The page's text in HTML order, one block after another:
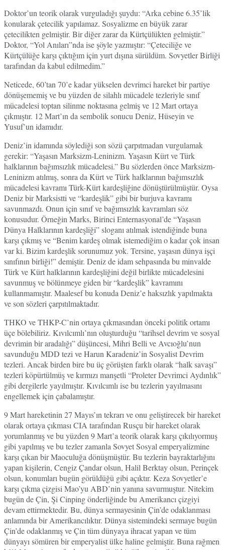
Doktor’un teorik olarak vurguladığı şuydu: “Arka cebine 6.35’lik
konularak çetecilik yapılamaz. Sosyalizme en büyük zarar
çetecilikten gelmiştir. Bir diğer zarar da Kürtçülükten gelmiştir.”
Doktor, “Yol Anıları”nda ise şöyle yazmıştır: “Çeteciliğe ve
Kürtçülüğe karşı çıktığım için yurt dışına sürüldüm. Sovyetler Birliği
tarafından da kabul edilmedim.”
Neticede, 60’tan 70’e kadar yükselen devrimci hareket bir partiye
dönüşememiş ve bu yüzden de silahlı mücadele tezleriyle sınıf
mücadelesi toptan silinme noktasına gelmiş ve 12 Mart ortaya
çıkmıştır. 12 Mart’ın da sembolik sonucu Deniz, Hüseyin ve
Yusuf’un idamıdır.
Deniz’in idamında söylediği son sözü çarpıtmadan vurgulamak
gerekir: “Yaşasın Marksizm-Leninizm. Yaşasın Kürt ve Türk
halklarının bağımsızlık mücadelesi.” Bu sözlerden önce Marksizm-
Leninizm atılmış, sonra da Kürt ve Türk halklarının bağımsızlık
mücadelesi kavramı Türk-Kürt kardeşliğine dönüştürülmüştür. Oysa
Deniz bir Marksistti ve “kardeşlik” gibi bir burjuva kavramı
savunmazdı. Onun için sınıf ve bağımsızlık kavramları söz
konusudur. Örneğin Marks, Birinci Enternasyonal’de “Yaşasın
Dünya Halklarının kardeşliği” sloganı atılmak istendiğinde buna
karşı çıkmış ve “Benim kardeş olmak istemediğim o kadar çok insan
var ki. Bizim kardeşlik sorunumuz yok. Tersine, yaşasın dünya işçi
sınıfının birliği!” demiştir. Deniz de idam sehpasında bu minvalde
Türk ve Kürt halklarının kardeşliğini değil birlikte mücadelesini
savunmuş ve bölünmeye giden bir “kardeşlik” kavramını
kullanmamıştır. Maalesef bu konuda Deniz’e haksızlık yapılmakta
ve son sözleri çarpıtılmaktadır.
THKO ve THKP-C’nin ortaya çıkmasından önceki politik ortamı
üçe bölebiliriz. Kıvılcımlı’nın oluşturduğu “tarihsel devrim ve sosyal
devrimin bir aradalığı” düşüncesi, Mihri Belli ve Avcıoğlu’nun
savunduğu MDD tezi ve Harun Karadeniz’in Sosyalist Devrim
tezleri. Ancak birden bire bu üç görüşten farklı olarak “halk savaşı”
tezleri köpürtülmüş ve kırmızı manşetli “Proleter Devrimci Aydınlık”
gibi dergilerle yayılmıştır. Kıvılcımlı ise bu tezlerin yayılmasını
engellemek için çabalamıştır.
9 Mart hareketinin 27 Mayıs’ın tekrarı ve onu geliştirecek bir hareket
olarak ortaya çıkması CIA tarafından Rusçu bir hareket olarak
yorumlanmış ve bu yüzden 9 Mart’a teorik olarak karşı çıkılıyormuş
gibi yapılmış ve bu tezler zamanla Sovyet Sosyal emperyalizmine
karşı çıkan bir Maoculuğa dönüşmüştür. Bu tezlerin bayraktarlığını
yapan kişilerin, Cengiz Çandar olsun, Halil Berktay olsun, Perinçek
olsun, konumları bugün görüldüğü gibi açıktır. Keza Sovyetler’e
karşı çıkma çizgisi Mao’yu ABD’nin yanına savurmuştur. Nitekim
bugün de Çin, Şi Cinping önderliğinde bu Amerikancı çizgiyi
devam ettirmektedir. Bu, dünya sermayesinin Çin’de odaklanması
anlamında bir Amerikancılıktır. Dünya sistemindeki sermaye bugün
Çin’de odaklanmış ve Çin tüm dünyaya ihracat yapan ve tüm
dünyayı sömüren bir emperyalist ülke haline gelmiştir. Buna rağmen